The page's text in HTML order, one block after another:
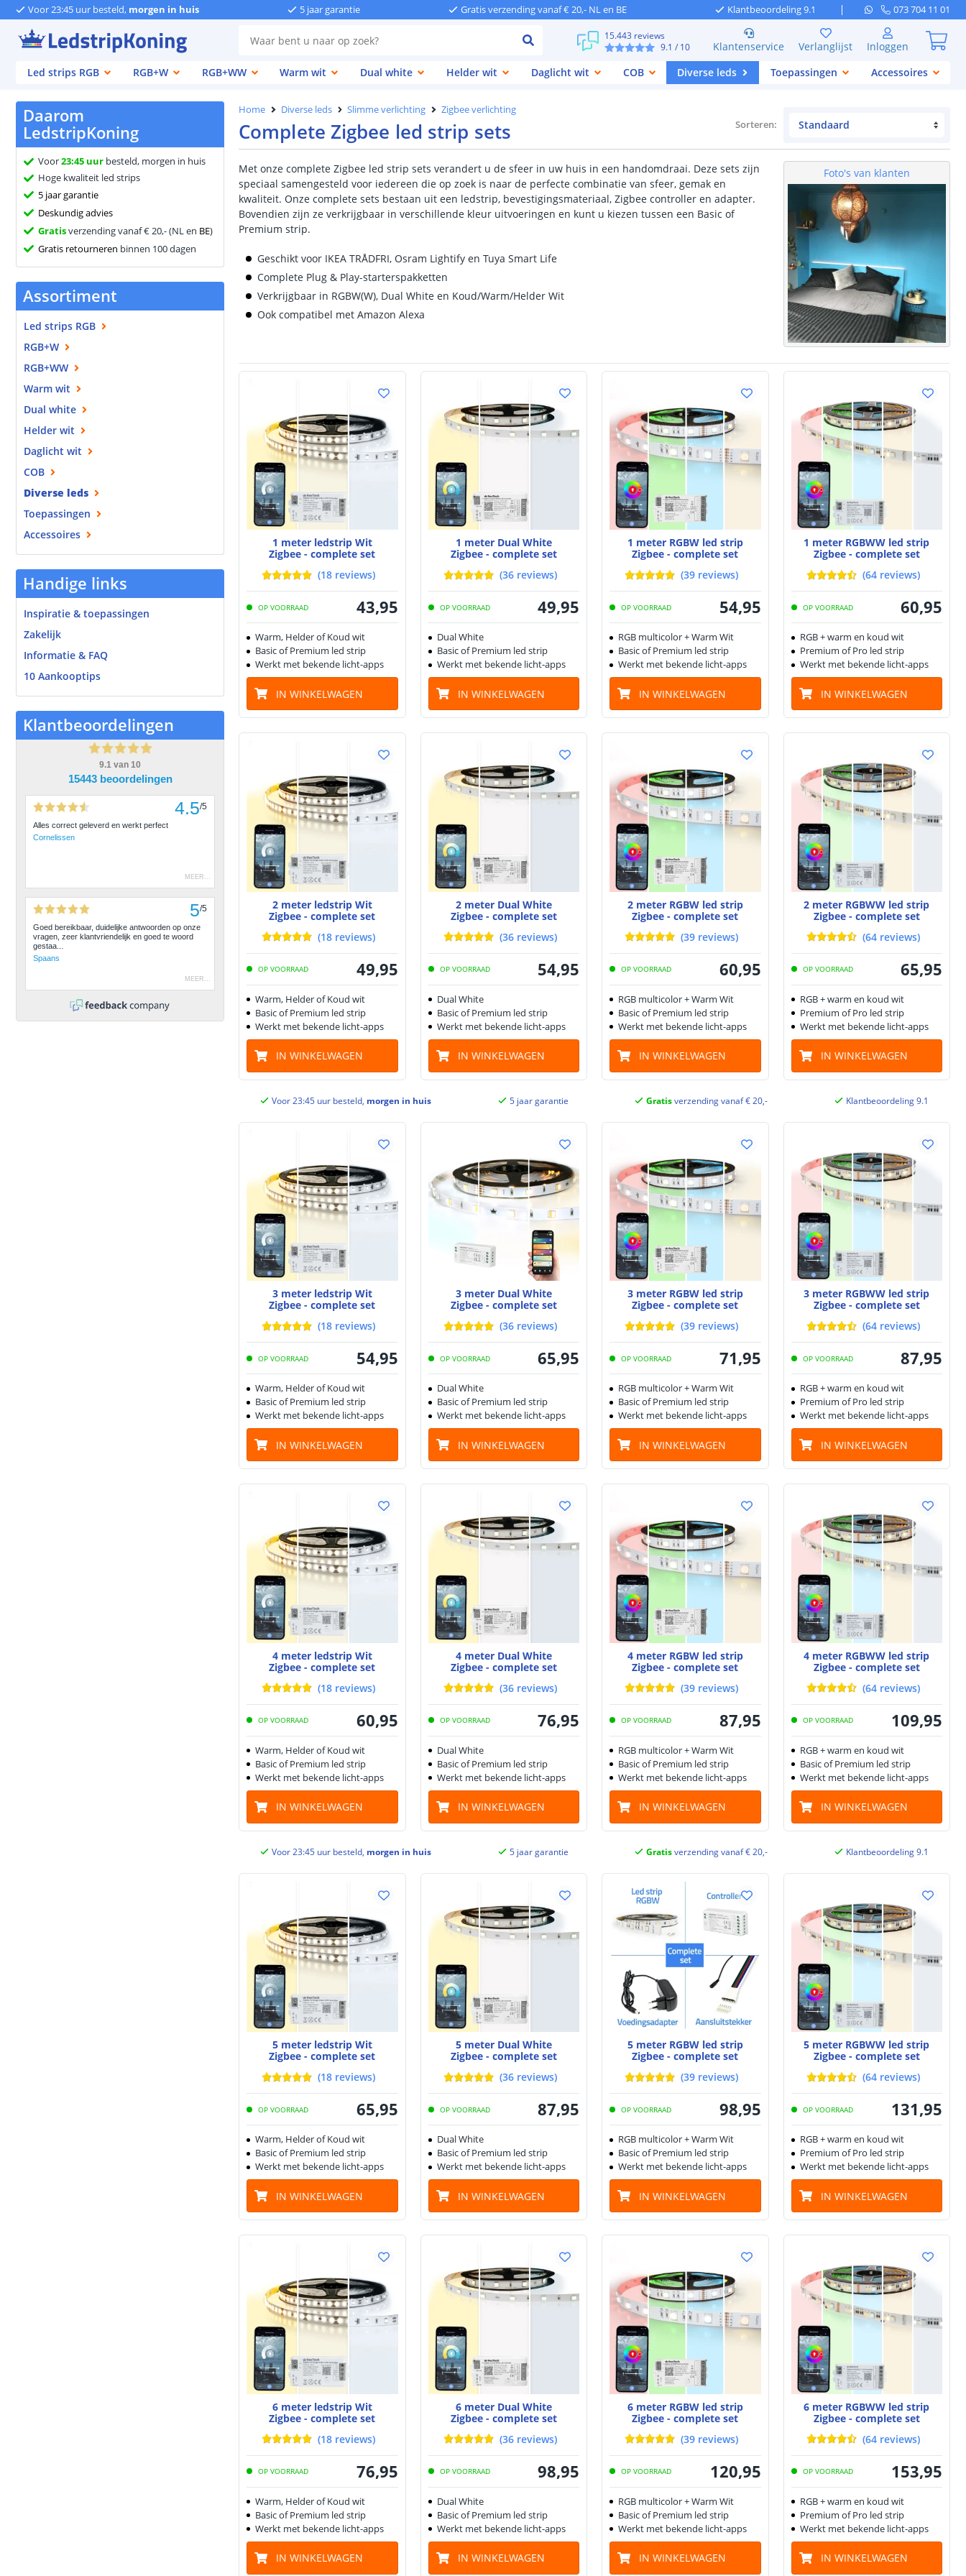
Voor 23:45 uur besteld, morgen in huis 5 jaar garantie Gratis verzending vanaf € 20,- NL en BE Klantbeoordeling 9.1 073 704 11 01
15.443 reviews
9.1 / 10 Klantenservice Verlanglijst
Inloggen
Led strips RGB
RGB+W RGB+WW Warm wit Dual white Helder wit Daglicht wit COB Diverse leds Toepassingen Accessoires
Daarom
LedstripKoning
Voor23:45 uur besteld, morgen in huis
Hoge kwaliteit led strips
5 jaar garantie
Deskundig advies
Gratisverzending vanaf € 20,- (NL en BE)
Gratis retourneren binnen 100 dagen
Assortiment
Led strips RGB
RGB+W
RGB+WW
Warm wit
Dual white
Helder wit
Daglicht wit
COB
Diverse leds
Toepassingen
Accessoires
Handige links
Inspiratie & toepassingen
Zakelijk
Informatie & FAQ
10 Aankooptips
Klantbeoordelingen
9.1 van 10
15443 beoordelingen
4.5/5
Alles correct geleverd en werkt perfect
Cornelissen
MEER ...
5/5
Goed bereikbaar, duidelijke antwoorden op onze
vragen, zeer klantvriendelijk en goed te woord
gestaa...
Spaans
MEER ...
Home Diverse leds Slimme verlichting Zigbee verlichting
Complete Zigbee led strip sets Sorteren:
Met onze complete Zigbee led strip sets verandert u de sfeer in uw huis in een handomdraai. Deze sets zijn
speciaal samengesteld voor iedereen die op zoek is naar de perfecte combinatie van sfeer, gemak en
kwaliteit. Onze complete sets bestaan uit een ledstrip, bevestigingsmateriaal, Zigbee controller en adapter.
Bovendien zijn ze verkrijgbaar in verschillende kleur uitvoeringen en kunt u kiezen tussen een Basic of
Premium strip.
Geschikt voor IKEA TRÅDFRI, Osram Lightify en Tuya Smart Life
Complete Plug & Play-starterspakketten
Verkrijgbaar in RGBW(W), Dual White en Koud/Warm/Helder Wit
Ook compatibel met Amazon Alexa
Foto's van klanten
1 meter ledstrip Wit
Zigbee - complete set
(18 reviews)
OP VOORRAAD 43,95
Warm, Helder of Koud wit
Basic of Premium led strip
Werkt met bekende licht-apps
IN WINKELWAGEN
1 meter Dual White
Zigbee - complete set
(36 reviews)
OP VOORRAAD 49,95
Dual White
Basic of Premium led strip
Werkt met bekende licht-apps
IN WINKELWAGEN
1 meter RGBW led strip
Zigbee - complete set
(39 reviews)
OP VOORRAAD 54,95
RGB multicolor + Warm Wit
Basic of Premium led strip
Werkt met bekende licht-apps
IN WINKELWAGEN
1 meter RGBWW led strip
Zigbee - complete set
(64 reviews)
OP VOORRAAD 60,95
RGB + warm en koud wit
Premium of Pro led strip
Werkt met bekende licht-apps
IN WINKELWAGEN
2 meter ledstrip Wit
Zigbee - complete set
(18 reviews)
OP VOORRAAD 49,95
Warm, Helder of Koud wit
Basic of Premium led strip
Werkt met bekende licht-apps
IN WINKELWAGEN
2 meter Dual White
Zigbee - complete set
(36 reviews)
OP VOORRAAD 54,95
Dual White
Basic of Premium led strip
Werkt met bekende licht-apps
IN WINKELWAGEN
2 meter RGBW led strip
Zigbee - complete set
(39 reviews)
OP VOORRAAD 60,95
RGB multicolor + Warm Wit
Basic of Premium led strip
Werkt met bekende licht-apps
IN WINKELWAGEN
2 meter RGBWW led strip
Zigbee - complete set
(64 reviews)
OP VOORRAAD 65,95
RGB + warm en koud wit
Premium of Pro led strip
Werkt met bekende licht-apps
IN WINKELWAGEN
Voor 23:45 uur besteld, morgen in huis 5 jaar garantie Gratisverzending vanaf € 20,- Klantbeoordeling 9.1
3 meter ledstrip Wit
Zigbee - complete set
(18 reviews)
OP VOORRAAD 54,95
Warm, Helder of Koud wit
Basic of Premium led strip
Werkt met bekende licht-apps
IN WINKELWAGEN
3 meter Dual White
Zigbee - complete set
(36 reviews)
OP VOORRAAD 65,95
Dual White
Basic of Premium led strip
Werkt met bekende licht-apps
IN WINKELWAGEN
3 meter RGBW led strip
Zigbee - complete set
(39 reviews)
OP VOORRAAD 71,95
RGB multicolor + Warm Wit
Basic of Premium led strip
Werkt met bekende licht-apps
IN WINKELWAGEN
3 meter RGBWW led strip
Zigbee - complete set
(64 reviews)
OP VOORRAAD 87,95
RGB + warm en koud wit
Premium of Pro led strip
Werkt met bekende licht-apps
IN WINKELWAGEN
4 meter ledstrip Wit
Zigbee - complete set
(18 reviews)
OP VOORRAAD 60,95
Warm, Helder of Koud wit
Basic of Premium led strip
Werkt met bekende licht-apps
IN WINKELWAGEN
4 meter Dual White
Zigbee - complete set
(36 reviews)
OP VOORRAAD 76,95
Dual White
Basic of Premium led strip
Werkt met bekende licht-apps
IN WINKELWAGEN
4 meter RGBW led strip
Zigbee - complete set
(39 reviews)
OP VOORRAAD 87,95
RGB multicolor + Warm Wit
Basic of Premium led strip
Werkt met bekende licht-apps
IN WINKELWAGEN
4 meter RGBWW led strip
Zigbee - complete set
(64 reviews)
OP VOORRAAD 109,95
RGB + warm en koud wit
Basic of Premium led strip
Werkt met bekende licht-apps
IN WINKELWAGEN
Voor 23:45 uur besteld, morgen in huis 5 jaar garantie Gratisverzending vanaf € 20,- Klantbeoordeling 9.1
5 meter ledstrip Wit
Zigbee - complete set
(18 reviews)
OP VOORRAAD 65,95
Warm, Helder of Koud wit
Basic of Premium led strip
Werkt met bekende licht-apps
IN WINKELWAGEN
5 meter Dual White
Zigbee - complete set
(36 reviews)
OP VOORRAAD 87,95
Dual White
Basic of Premium led strip
Werkt met bekende licht-apps
IN WINKELWAGEN
5 meter RGBW led strip
Zigbee - complete set
(39 reviews)
OP VOORRAAD 98,95
RGB multicolor + Warm Wit
Basic of Premium led strip
Werkt met bekende licht-apps
IN WINKELWAGEN
5 meter RGBWW led strip
Zigbee - complete set
(64 reviews)
OP VOORRAAD 131,95
RGB + warm en koud wit
Premium of Pro led strip
Werkt met bekende licht-apps
IN WINKELWAGEN
6 meter ledstrip Wit
Zigbee - complete set
(18 reviews)
OP VOORRAAD 76,95
Warm, Helder of Koud wit
Basic of Premium led strip
Werkt met bekende licht-apps
IN WINKELWAGEN
6 meter Dual White
Zigbee - complete set
(36 reviews)
OP VOORRAAD 98,95
Dual White
Basic of Premium led strip
Werkt met bekende licht-apps
IN WINKELWAGEN
6 meter RGBW led strip
Zigbee - complete set
(39 reviews)
OP VOORRAAD 120,95
RGB multicolor + Warm Wit
Basic of Premium led strip
Werkt met bekende licht-apps
IN WINKELWAGEN
6 meter RGBWW led strip
Zigbee - complete set
(64 reviews)
OP VOORRAAD 153,95
RGB + warm en koud wit
Premium of Pro led strip
Werkt met bekende licht-apps
IN WINKELWAGEN